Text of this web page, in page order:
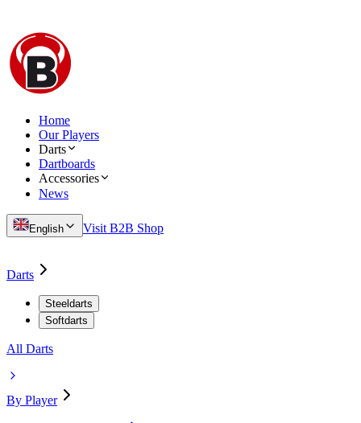
Home
Our Players
Darts
Dartboards
Accessories
News
English Visit B2B Shop
Darts
Steeldarts
Softdarts
All Darts
By Player